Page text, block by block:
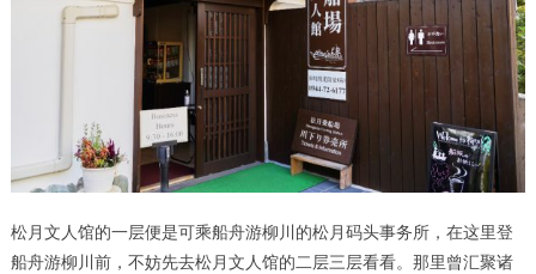
松月文人馆的一层便是可乘船舟游柳川的松月码头事务所，在这里登
船舟游柳川前，不妨先去松月文人馆的二层三层看看。那里曾汇聚诸